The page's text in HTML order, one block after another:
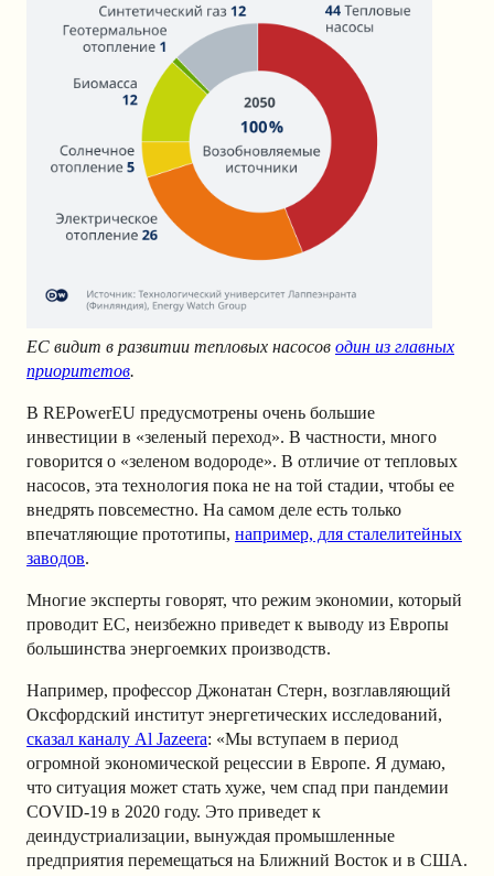
ЕС видит в развитии тепловых насосов один из главных
приоритетов.
В REPowerEU предусмотрены очень большие
инвестиции в «зеленый переход». В частности, много
говорится о «зеленом водороде». В отличие от тепловых
насосов, эта технология пока не на той стадии, чтобы ее
внедрять повсеместно. На самом деле есть только
впечатляющие прототипы, например, для сталелитейных
заводов.
Многие эксперты говорят, что режим экономии, который
проводит ЕС, неизбежно приведет к выводу из Европы
большинства энергоемких производств.
Например, профессор Джонатан Стерн, возглавляющий
Оксфордский институт энергетических исследований,
сказал каналу Al Jazeera: «Мы вступаем в период
огромной экономической рецессии в Европе. Я думаю,
что ситуация может стать хуже, чем спад при пандемии
COVID-19 в 2020 году. Это приведет к
деиндустриализации, вынуждая промышленные
предприятия перемещаться на Ближний Восток и в США.